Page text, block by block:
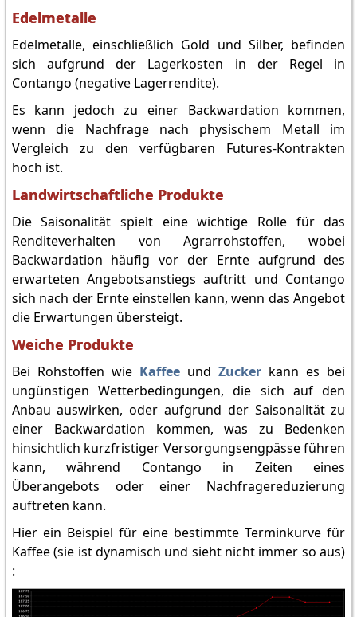
Edelmetalle
Edelmetalle, einschließlich Gold und Silber, befinden
sich aufgrund der Lagerkosten in der Regel in
Contango (negative Lagerrendite).
Es kann jedoch zu einer Backwardation kommen,
wenn die Nachfrage nach physischem Metall im
Vergleich zu den verfügbaren Futures-Kontrakten
hoch ist.
Landwirtschaftliche Produkte
Die Saisonalität spielt eine wichtige Rolle für das
Renditeverhalten von Agrarrohstoffen, wobei
Backwardation häufig vor der Ernte aufgrund des
erwarteten Angebotsanstiegs auftritt und Contango
sich nach der Ernte einstellen kann, wenn das Angebot
die Erwartungen übersteigt.
Weiche Produkte
Bei Rohstoffen wie KaffeeundZucker kann es bei
ungünstigen Wetterbedingungen, die sich auf den
Anbau auswirken, oder aufgrund der Saisonalität zu
einer Backwardation kommen, was zu Bedenken
hinsichtlich kurzfristiger Versorgungsengpässe führen
kann, während Contango in Zeiten eines
Überangebots oder einer Nachfragereduzierung
auftreten kann.
Hier ein Beispiel für eine bestimmte Terminkurve für
Kaffee (sie ist dynamisch und sieht nicht immer so aus)
: